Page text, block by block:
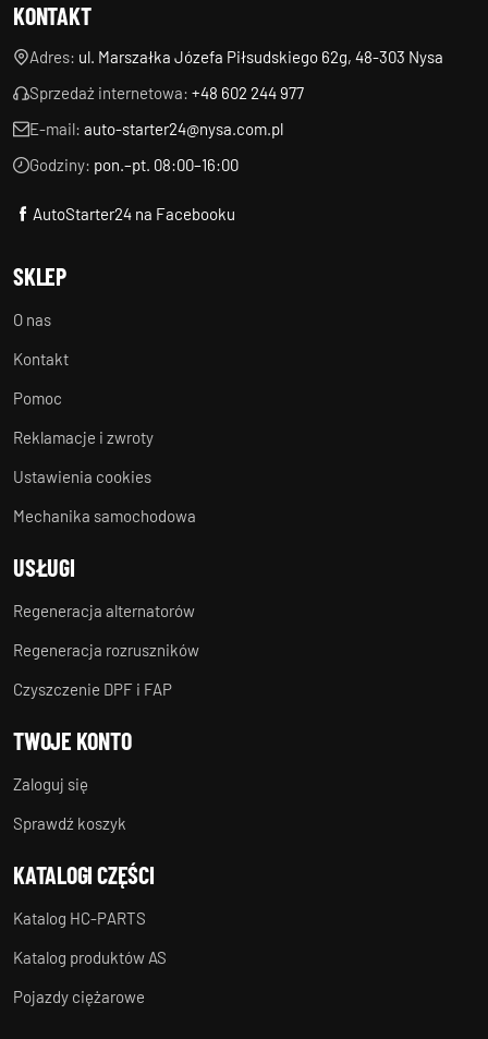
KONTAKT
Adres: ul. Marszałka Józefa Piłsudskiego 62g, 48-303 Nysa
Sprzedaż internetowa: +48 602 244 977
E-mail: auto-starter24@nysa.com.pl
Godziny: pon.–pt. 08:00–16:00
AutoStarter24 na Facebooku
SKLEP
O nas
Kontakt
Pomoc
Reklamacje i zwroty
Ustawienia cookies
Mechanika samochodowa
USŁUGI
Regeneracja alternatorów
Regeneracja rozruszników
Czyszczenie DPF i FAP
TWOJE KONTO
Zaloguj się
Sprawdź koszyk
KATALOGI CZĘŚCI
Katalog HC-PARTS
Katalog produktów AS
Pojazdy ciężarowe